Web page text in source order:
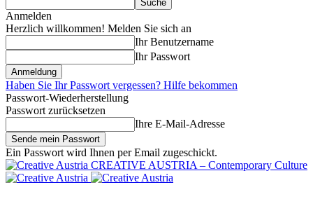
Anmelden
Herzlich willkommen! Melden Sie sich an
Ihr Benutzername
Ihr Passwort
Haben Sie Ihr Passwort vergessen? Hilfe bekommen
Passwort-Wiederherstellung
Passwort zurücksetzen
Ihre E-Mail-Adresse
Ein Passwort wird Ihnen per Email zugeschickt.
CREATIVE AUSTRIA – Contemporary Culture